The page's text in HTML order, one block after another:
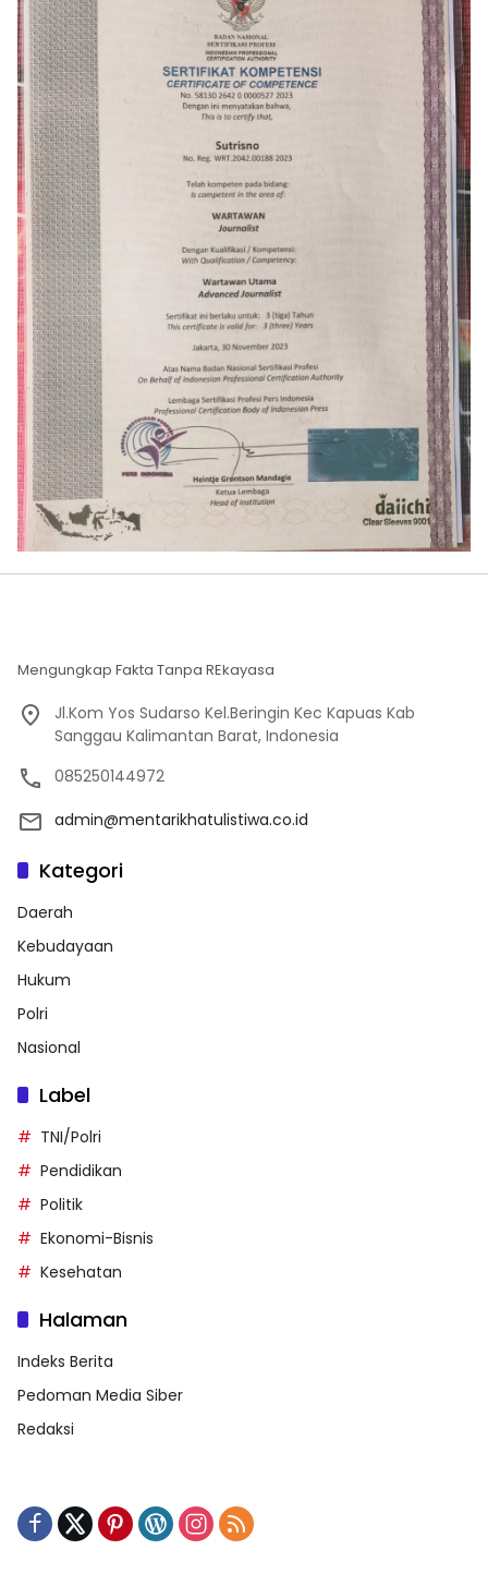
Mengungkap Fakta Tanpa REkayasa
Jl.Kom Yos Sudarso Kel.Beringin Kec Kapuas Kab
Sanggau Kalimantan Barat, Indonesia
085250144972
admin@mentarikhatulistiwa.co.id
Kategori
Daerah
Kebudayaan
Hukum
Polri
Nasional
Label
TNI/Polri
Pendidikan
Politik
Ekonomi-Bisnis
Kesehatan
Halaman
Indeks Berita
Pedoman Media Siber
Redaksi